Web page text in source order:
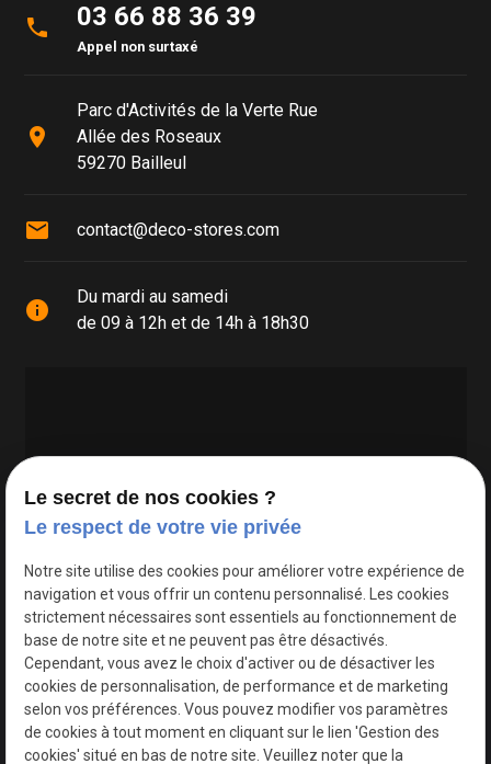
phone 03 66 88 36 39
Appel non surtaxé
place
Parc d'Activités de la Verte Rue
Allée des Roseaux
59270 Bailleul
mail contact@deco-stores.com
info
Du mardi au samedi
de 09 à 12h et de 14h à 18h30
Google Maps Search API est désactivé.
Le secret de nos cookies ?
Le respect de votre vie privée
Notre site utilise des cookies pour améliorer votre expérience de
navigation et vous offrir un contenu personnalisé. Les cookies
strictement nécessaires sont essentiels au fonctionnement de
base de notre site et ne peuvent pas être désactivés.
Cependant, vous avez le choix d'activer ou de désactiver les
cookies de personnalisation, de performance et de marketing
selon vos préférences. Vous pouvez modifier vos paramètres
de cookies à tout moment en cliquant sur le lien 'Gestion des
cookies' situé en bas de notre site. Veuillez noter que la